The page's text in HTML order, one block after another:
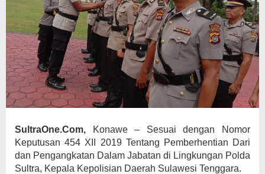
SultraOne.Com, Konawe – Sesuai dengan Nomor
Keputusan 454 XII 2019 Tentang Pemberhentian Dari
dan Pengangkatan Dalam Jabatan di Lingkungan Polda
Sultra, Kepala Kepolisian Daerah Sulawesi Tenggara.